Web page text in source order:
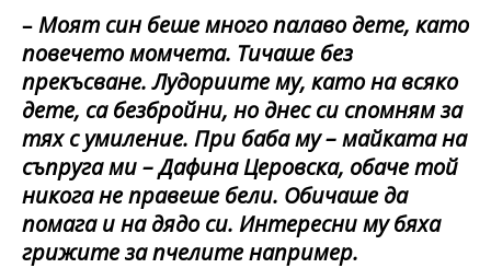
–Моят син беше много палаво дете, като
повечето момчета. Тичаше без
прекъсване. Лудориите му, като на всяко
дете, са безбройни, но днес си спомням за
тях с умиление. При баба му – майката на
съпруга ми – Дафина Церовска, обаче той
никога не правеше бели. Обичаше да
помага и на дядо си. Интересни му бяха
грижите за пчелите например.